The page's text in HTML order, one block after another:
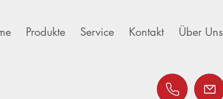
Produkte Service Kontakt Über Uns